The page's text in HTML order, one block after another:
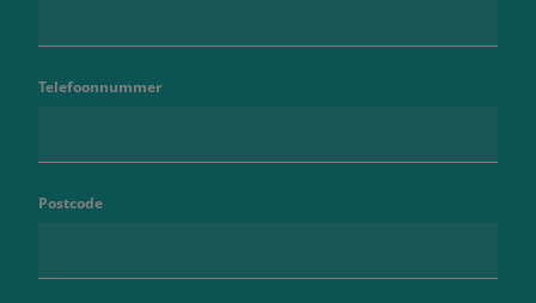
Telefoonnummer
Postcode